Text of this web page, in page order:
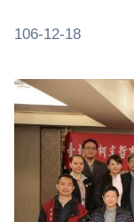
106-12-18